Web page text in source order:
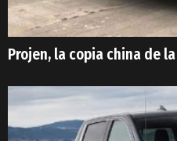
Projen, la copia china de